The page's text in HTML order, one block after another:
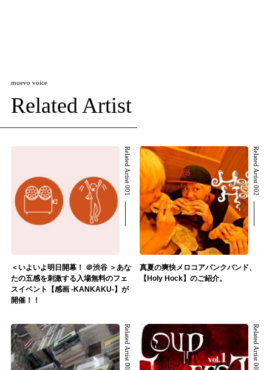
muevo voice
Related Artist
Related Artist 001
＜いよいよ明日開幕！ ＠渋谷 ＞あな
たの五感を刺激する入場無料のフェ
スイベント【感画 -KANKAKU-】が
開催！！
Related Artist 002
真夏の爽快メロコアパンクバンド、
【Holy Hock】のご紹介。
Related Artist 003 Related Artist 004